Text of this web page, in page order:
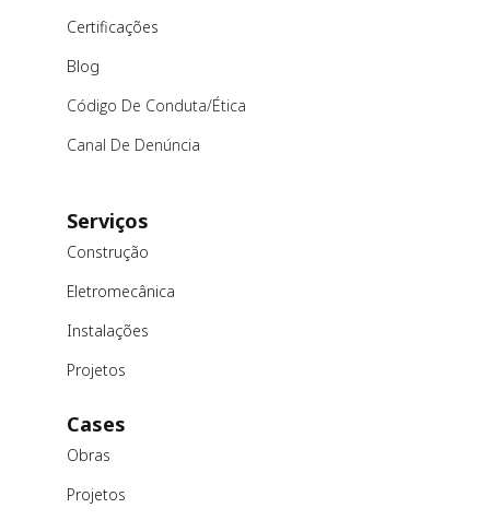
Certificações
Blog
Código De Conduta/ética
Canal De Denúncia
Serviços
Construção
Eletromecânica
Instalações
Projetos
Cases
Obras
Projetos